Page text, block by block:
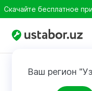
Скачайте бесплатное
Ваш регион